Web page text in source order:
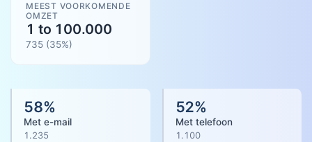
MEEST VOORKOMENDE
OMZET
1 to 100.000
735 (35%)
58%
Met e-mail
1.235
52%
Met telefoon
1.100